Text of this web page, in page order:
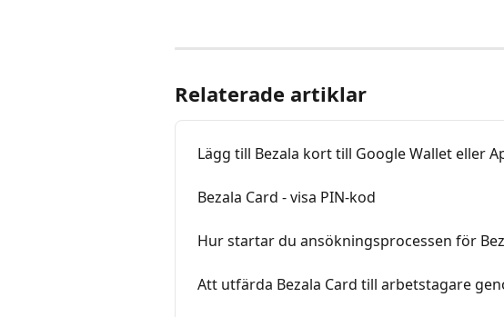
Relaterade artiklar
Lägg till Bezala kort till Google Wallet eller
Bezala Card - visa PIN-kod
Hur startar du ansökningsprocessen för
Att utfärda Bezala Card till arbetstagare